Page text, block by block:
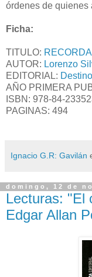
órdenes de quienes
Ficha:
TITULO:
AUTOR: Lorenzo
EDITORIAL: Destino
AÑO PRIMERA
ISBN: 978-84-
PAGINAS: 494
Ignacio G.R: Gavilán
domingo, 12 de
Lecturas: "El
Edgar Allan